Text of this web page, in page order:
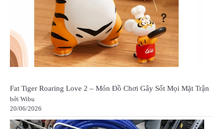
Fat Tiger Roaring Love 2 – Món Đồ Chơi Gây Sốt Mọi Mặt Trận
bởi Wibu
20/06/2026